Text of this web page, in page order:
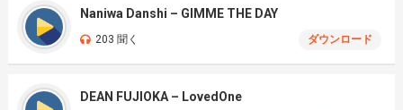
Naniwa Danshi – GIMME THE DAY
203 聞く ダウンロード
DEAN FUJIOKA – LovedOne